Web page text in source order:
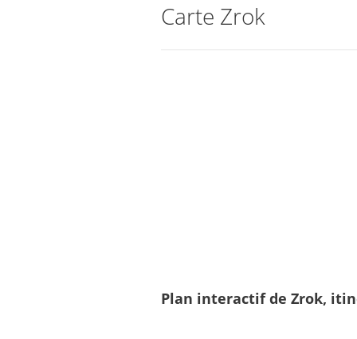
Carte Zrok
Plan interactif de Zrok,